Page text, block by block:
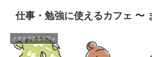
仕事・勉強に使えるカフェ 〜
ノマドできるカフェ